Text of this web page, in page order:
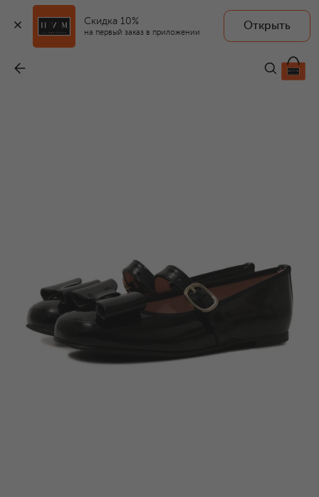
Скидка 10%
на первый заказ в приложении
Открыть
13 250 ₽